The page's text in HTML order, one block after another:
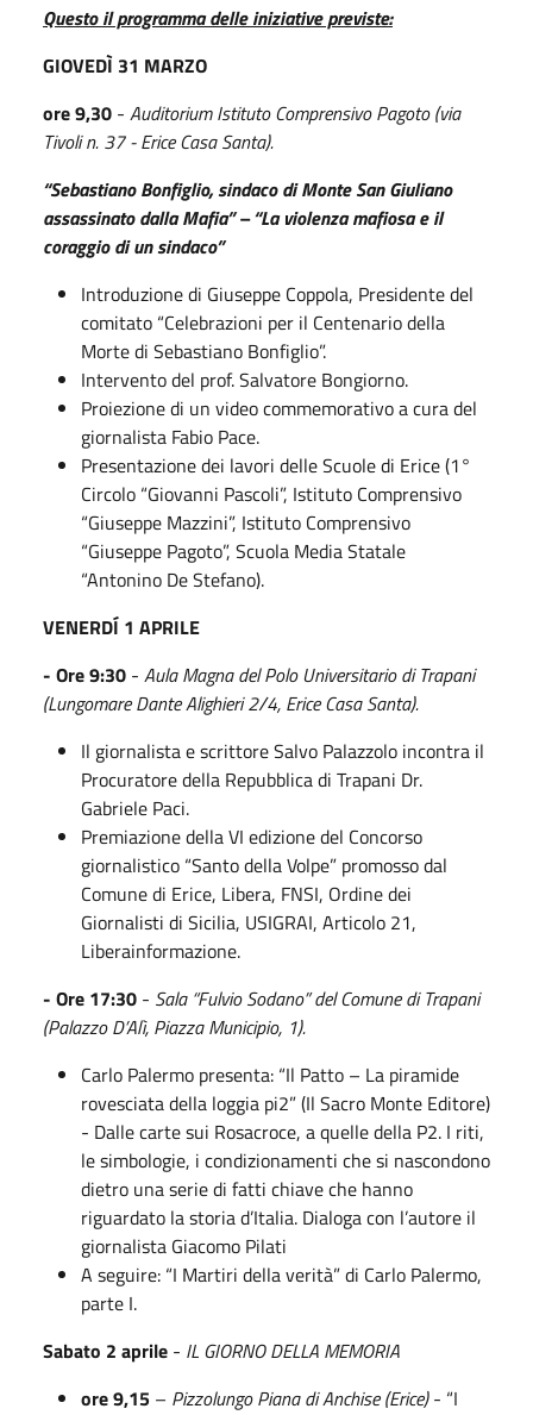
Questo il programma delle iniziative previste:
GIOVEDÌ 31 MARZO
ore 9,30 - Auditorium Istituto Comprensivo Pagoto (via
Tivoli n. 37 - Erice Casa Santa).
“Sebastiano Bonfiglio, sindaco di Monte San Giuliano
assassinato dalla Mafia” – “La violenza mafiosa e il
coraggio di un sindaco”
Introduzione di Giuseppe Coppola, Presidente del
comitato “Celebrazioni per il Centenario della
Morte di Sebastiano Bonfiglio”.
Intervento del prof. Salvatore Bongiorno.
Proiezione di un video commemorativo a cura del
giornalista Fabio Pace.
Presentazione dei lavori delle Scuole di Erice (1°
Circolo “Giovanni Pascoli”, Istituto Comprensivo
“Giuseppe Mazzini”, Istituto Comprensivo
“Giuseppe Pagoto”, Scuola Media Statale
“Antonino De Stefano).
VENERDÍ 1 APRILE
- Ore 9:30 - Aula Magna del Polo Universitario di Trapani
(Lungomare Dante Alighieri 2/4, Erice Casa Santa).
Il giornalista e scrittore Salvo Palazzolo incontra il
Procuratore della Repubblica di Trapani Dr.
Gabriele Paci.
Premiazione della VI edizione del Concorso
giornalistico “Santo della Volpe” promosso dal
Comune di Erice, Libera, FNSI, Ordine dei
Giornalisti di Sicilia, USIGRAI, Articolo 21,
Liberainformazione.
- Ore 17:30 - Sala “Fulvio Sodano” del Comune di Trapani
(Palazzo D’Alì, Piazza Municipio, 1).
Carlo Palermo presenta: “Il Patto – La piramide
rovesciata della loggia pi2” (Il Sacro Monte Editore)
- Dalle carte sui Rosacroce, a quelle della P2. I riti,
le simbologie, i condizionamenti che si nascondono
dietro una serie di fatti chiave che hanno
riguardato la storia d’Italia. Dialoga con l’autore il
giornalista Giacomo Pilati
A seguire: “I Martiri della verità” di Carlo Palermo,
parte I.
Sabato 2 aprile - IL GIORNO DELLA MEMORIA
ore 9,15 – Pizzolungo Piana di Anchise (Erice)- “I